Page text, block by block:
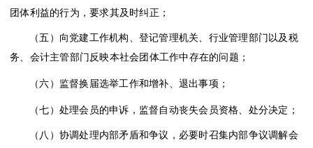
团体利益的行为，要求其及时纠正；
（五）向党建工作机构、登记管理机关、行业管理部门以及税
务、会计主管部门反映本社会团体工作中存在的问题；
（六）监督换届选举工作和增补、退出事项；
（七）处理会员的申诉，监督自动丧失会员资格、处分决定；
（八）协调处理内部矛盾和争议，必要时召集内部争议调解会